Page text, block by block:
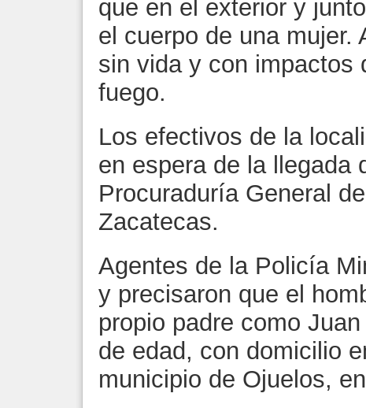
que en el exterior y
el cuerpo de una mujer.
sin vida y con impactos
fuego.
Los efectivos de la
en espera de la llegada
Procuraduría General
Zacatecas.
Agentes de la Policía
y precisaron que el
propio padre como
de edad, con domicilio
municipio de Ojuelos,